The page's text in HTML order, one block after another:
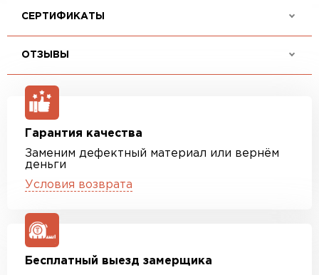
СЕРТИФИКАТЫ
ОТЗЫВЫ
Гарантия качества
Заменим дефектный материал или вернём
деньги
Условия возврата
Бесплатный выезд замерщика